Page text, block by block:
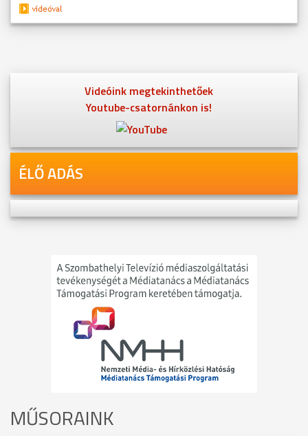
Videóink megtekinthetőek
Youtube-csatornánkon is!
ÉLŐ ADÁS
MŰSORAINK